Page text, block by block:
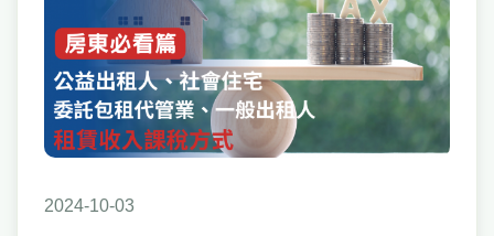
2024-10-03